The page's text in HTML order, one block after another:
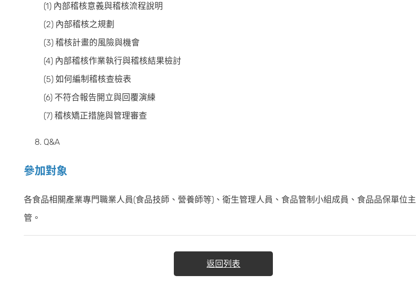
(1) 內部稽核意義與稽核流程說明
(2) 內部稽核之規劃
(3) 稽核計畫的風險與機會
(4) 內部稽核作業執行與稽核結果檢討
(5) 如何編制稽核查檢表
(6) 不符合報告開立與回覆演練
(7) 稽核矯正措施與管理審查
Q&A
參加對象
各食品相關產業專門職業人員(食品技師、營養師等)、衛生管理人員、食品管制小組成員、食品品保單位主
管。
返回列表